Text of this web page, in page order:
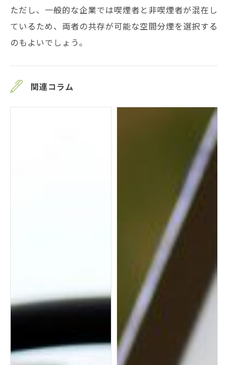
ただし、一般的な企業では喫煙者と非喫煙者が混在し
ているため、両者の共存が可能な空間分煙を選択する
のもよいでしょう。
関連コラム